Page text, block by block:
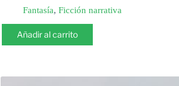
Fantasía, Ficción narrativa
Añadir al carrito